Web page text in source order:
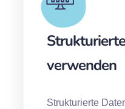
verwenden
Strukturierte